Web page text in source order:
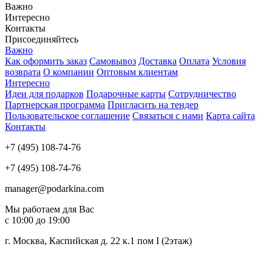
Важно
Интересно
Контакты
Присоединяйтесь
Важно
Как оформить заказ Самовывоз Доставка Оплата Условия
возврата О компании Оптовым клиентам
Интересно
Идеи для подарков Подарочные карты Сотрудничество
Партнерская программа Пригласить на тендер
Пользовательское соглашение Связаться с нами Карта сайта
Контакты
+7 (495) 108-74-76
+7 (495) 108-74-76
manager@podarkina.com
Мы работаем для Вас
с 10:00 до 19:00
г. Москва, Каспийская д. 22 к.1 пом I (2этаж)